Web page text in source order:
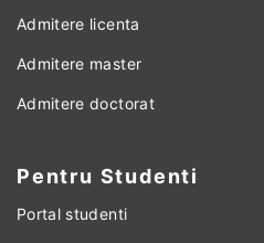
Admitere licenta
Admitere master
Admitere doctorat
Pentru Studenti
Portal studenti